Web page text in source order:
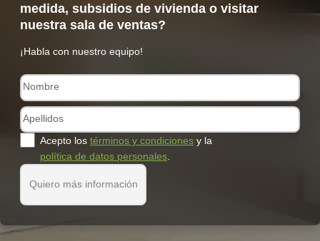
medida, subsidios de vivienda o visitar
nuestra sala de ventas?
¡Habla con nuestro equipo!
Acepto los términos y condiciones y la
política de datos personales
Quiero más información